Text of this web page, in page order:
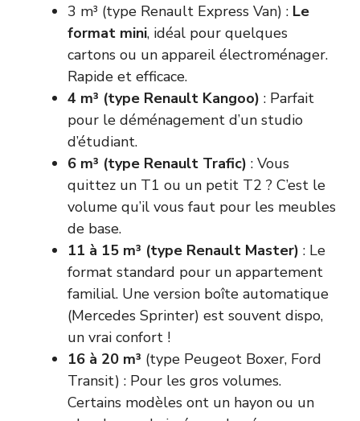
3 m³ (type Renault Express Van) : Le
format mini, idéal pour quelques
cartons ou un appareil électroménager.
Rapide et efficace.
4 m³ (type Renault Kangoo) : Parfait
pour le déménagement d’un studio
d’étudiant.
6 m³ (type Renault Trafic) : Vous
quittez un T1 ou un petit T2 ? C’est le
volume qu’il vous faut pour les meubles
de base.
11 à 15 m³ (type Renault Master) : Le
format standard pour un appartement
familial. Une version boîte automatique
(Mercedes Sprinter) est souvent dispo,
un vrai confort !
16 à 20 m³ (type Peugeot Boxer, Ford
Transit) : Pour les gros volumes.
Certains modèles ont un hayon ou un